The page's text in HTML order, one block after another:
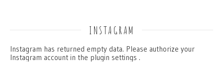
INSTAGRAM
Instagram has returned empty data. Please authorize your
Instagram account in the plugin settings .